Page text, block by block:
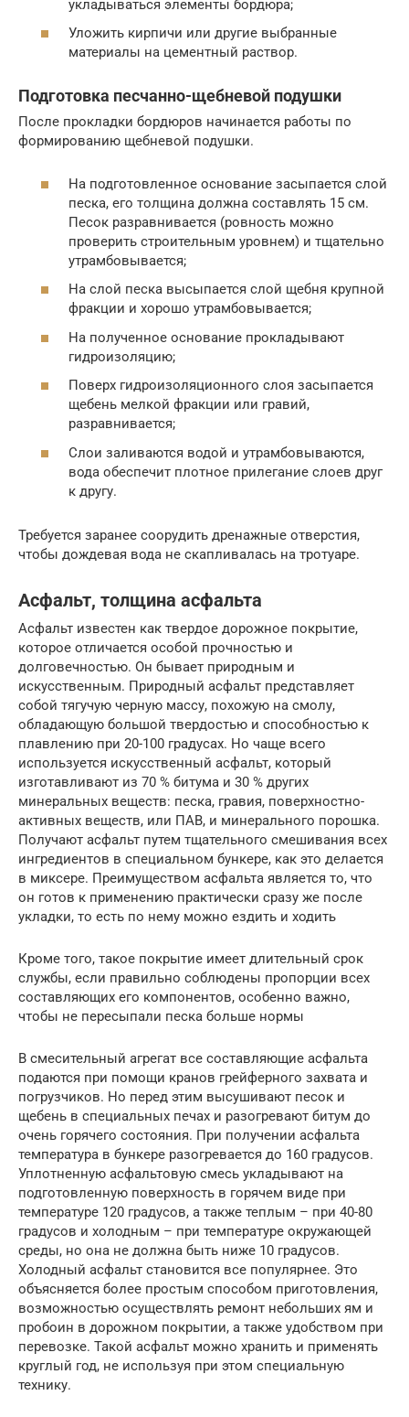
укладываться элементы бордюра;
Уложить кирпичи или другие выбранные
материалы на цементный раствор.
Подготовка песчанно-щебневой подушки
После прокладки бордюров начинается работы по
формированию щебневой подушки.
На подготовленное основание засыпается слой
песка, его толщина должна составлять 15 см.
Песок разравнивается (ровность можно
проверить строительным уровнем) и тщательно
утрамбовывается;
На слой песка высыпается слой щебня крупной
фракции и хорошо утрамбовывается;
На полученное основание прокладывают
гидроизоляцию;
Поверх гидроизоляционного слоя засыпается
щебень мелкой фракции или гравий,
разравнивается;
Слои заливаются водой и утрамбовываются,
вода обеспечит плотное прилегание слоев друг
к другу.
Требуется заранее соорудить дренажные отверстия,
чтобы дождевая вода не скапливалась на тротуаре.
Асфальт, толщина асфальта
Асфальт известен как твердое дорожное покрытие,
которое отличается особой прочностью и
долговечностью. Он бывает природным и
искусственным. Природный асфальт представляет
собой тягучую черную массу, похожую на смолу,
обладающую большой твердостью и способностью к
плавлению при 20-100 градусах. Но чаще всего
используется искусственный асфальт, который
изготавливают из 70 % битума и 30 % других
минеральных веществ: песка, гравия, поверхностно-
активных веществ, или ПАВ, и минерального порошка.
Получают асфальт путем тщательного смешивания всех
ингредиентов в специальном бункере, как это делается
в миксере. Преимуществом асфальта является то, что
он готов к применению практически сразу же после
укладки, то есть по нему можно ездить и ходить
Кроме того, такое покрытие имеет длительный срок
службы, если правильно соблюдены пропорции всех
составляющих его компонентов, особенно важно,
чтобы не пересыпали песка больше нормы
В смесительный агрегат все составляющие асфальта
подаются при помощи кранов грейферного захвата и
погрузчиков. Но перед этим высушивают песок и
щебень в специальных печах и разогревают битум до
очень горячего состояния. При получении асфальта
температура в бункере разогревается до 160 градусов.
Уплотненную асфальтовую смесь укладывают на
подготовленную поверхность в горячем виде при
температуре 120 градусов, а также теплым – при 40-80
градусов и холодным – при температуре окружающей
среды, но она не должна быть ниже 10 градусов.
Холодный асфальт становится все популярнее. Это
объясняется более простым способом приготовления,
возможностью осуществлять ремонт небольших ям и
пробоин в дорожном покрытии, а также удобством при
перевозке. Такой асфальт можно хранить и применять
круглый год, не используя при этом специальную
технику.